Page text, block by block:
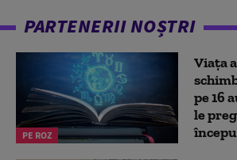
PARTENERII NOȘTRI
PE ROZ
Viața
pe 16
le